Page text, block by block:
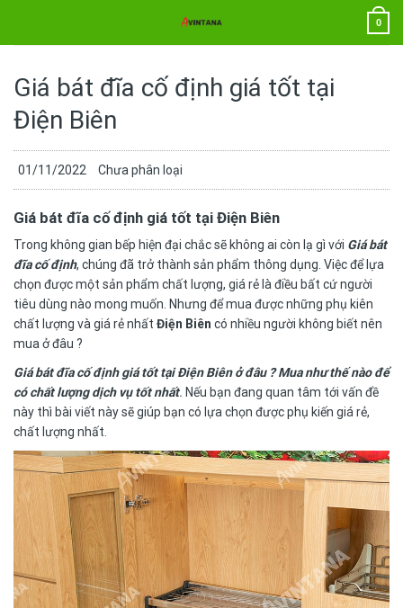
nội
0
Giá bát đĩa cố định giá tốt tại
Điện Biên
01/11/2022 Chưa phân loại
Giá bát đĩa cố định giá tốt tại Điện Biên
Trong không gian bếp hiện đại chắc sẽ không ai còn lạ gì với Giá bát
đĩa cố định, chúng đã trở thành sản phẩm thông dụng. Việc để lựa
chọn được một sản phẩm chất lượng, giá rẻ là điều bất cứ người
tiêu dùng nào mong muốn. Nhưng để mua được những phụ kiên
chất lượng và giá rẻ nhất Điện Biên có nhiều người không biết nên
mua ở đâu ?
Giá bát đĩa cố định giá tốt tại Điện Biênở đâu ? Mua như thế nào để
có chất lượng dịch vụ tốt nhất. Nếu bạn đang quan tâm tới vấn đề
này thì bài viết này sẽ giúp bạn có lựa chọn được phụ kiến giá rẻ,
chất lượng nhất.